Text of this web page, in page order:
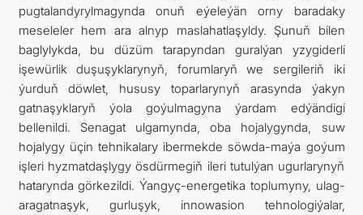
pugtalandyrylmagynda onuň eýeleýän orny baradaky
meseleler hem ara alnyp maslahatlaşyldy. Şunuň bilen
baglylykda, bu düzüm tarapyndan guralýan yzygiderli
işewürlik duşuşyklarynyň, forumlaryň we sergileriň iki
ýurduň döwlet, hususy toparlarynyň arasynda ýakyn
gatnaşyklaryň ýola goýulmagyna ýardam edýändigi
bellenildi. Senagat ulgamynda, oba hojalygynda, suw
hojalygy üçin tehnikalary ibermekde söwda-maýa goýum
işleri hyzmatdaşlygy ösdürmegiň ileri tutulýan ugurlarynyň
hatarynda görkezildi. Ýangyç-energetika toplumyny, ulag-
aragatnaşyk, gurluşyk, innowasion tehnologiýalar,